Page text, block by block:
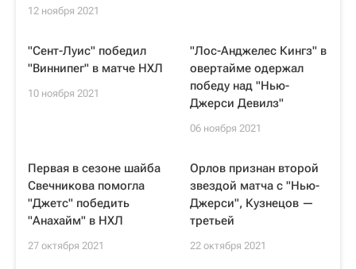
12 ноября 2021
"Сент-Луис" победил
"Виннипег" в матче НХЛ
10 ноября 2021
"Лос-Анджелес Кингз" в
овертайме одержал
победу над "Нью-
Джерси Девилз"
06 ноября 2021
Первая в сезоне шайба
Свечникова помогла
"Джетс" победить
"Анахайм" в НХЛ
27 октября 2021
Орлов признан второй
звездой матча с "Нью-
Джерси", Кузнецов —
третьей
22 октября 2021